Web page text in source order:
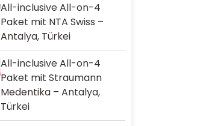
All-inclusive All-on-4
Paket mit NTA Swiss –
Antalya, Türkei
All-inclusive All-on-4
Paket mit Straumann
Medentika – Antalya,
Türkei